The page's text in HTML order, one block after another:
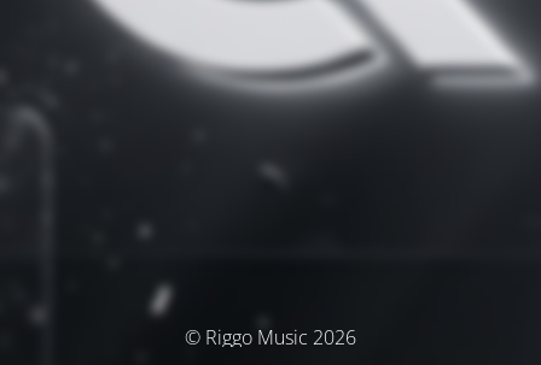
© Riggo Music 2026